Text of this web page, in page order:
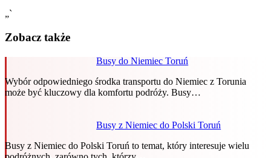
„`
Zobacz także
Busy do Niemiec Toruń
Wybór odpowiedniego środka transportu do Niemiec z Torunia
może być kluczowy dla komfortu podróży. Busy…
Busy z Niemiec do Polski Toruń
Busy z Niemiec do Polski Toruń to temat, który interesuje wielu